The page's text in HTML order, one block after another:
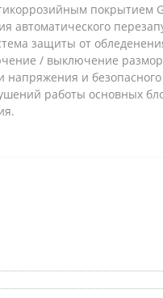
покрытием
автоматического
защиты от
/ выключение
напряжения и безопасного
работы основных